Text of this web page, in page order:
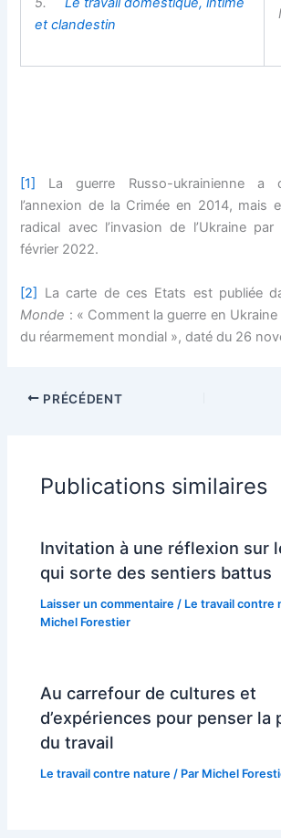
et clandestin
[1]
La guerre Russo-ukrainienne a
l’annexion de la Crimée en 2014, mais
radical avec l’invasion de l’Ukraine par
février 2022.
[2]
La carte de ces Etats est publiée
Monde : « Comment la guerre en
du réarmement mondial », daté du 26
PRÉCÉDENT
Publications similaires
Invitation à une réflexion sur
qui sorte des sentiers battus
Laisser un commentaire / Le travail contre
Michel Forestier
Au carrefour de cultures et
d’expériences pour penser la
du travail
Le travail contre nature / Par Michel